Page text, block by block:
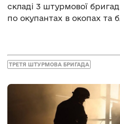
складі 3 штурмової
по окупантах в окопах та
ТРЕТЯ ШТУРМОВА БРИГАДА